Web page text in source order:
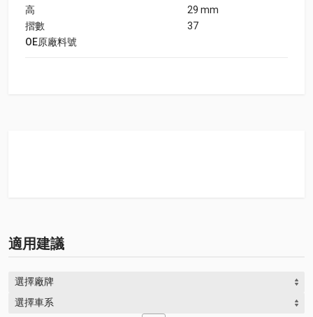
高
29 mm
摺數
37
OE原廠料號
適用建議
選擇廠牌
選擇車系